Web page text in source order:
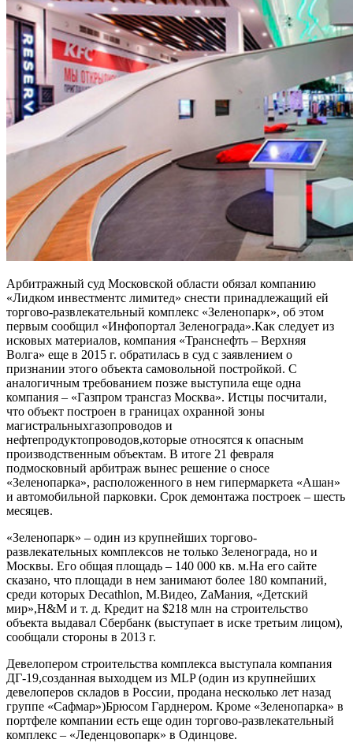
Арбитражный суд Московской области обязал компанию
«Лидком инвестментс лимитед» снести принадлежащий ей
торгово-развлекательный комплекс «Зеленопарк», об этом
первым сообщил «Инфопортал Зеленограда».Как следует из
исковых материалов, компания «Транснефть – Верхняя
Волга» еще в 2015 г. обратилась в суд с заявлением о
признании этого объекта самовольной постройкой. С
аналогичным требованием позже выступила еще одна
компания – «Газпром трансгаз Москва». Истцы посчитали,
что объект построен в границах охранной зоны
магистральныхгазопроводов и
нефтепродуктопроводов,которые относятся к опасным
производственным объектам. В итоге 21 февраля
подмосковный арбитраж вынес решение о сносе
«Зеленопарка», расположенного в нем гипермаркета «Ашан»
и автомобильной парковки. Срок демонтажа построек – шесть
месяцев.
«Зеленопарк» – один из крупнейших торгово-
развлекательных комплексов не только Зеленограда, но и
Москвы. Его общая площадь – 140 000 кв. м.На его сайте
сказано, что площади в нем занимают более 180 компаний,
среди которых Decathlon, М.Видео, ZaМания, «Детский
мир»,H&M и т. д. Кредит на $218 млн на строительство
объекта выдавал Сбербанк (выступает в иске третьим лицом),
сообщали стороны в 2013 г.
Девелопером строительства комплекса выступала компания
ДГ-19,созданная выходцем из MLP (один из крупнейших
девелоперов складов в России, продана несколько лет назад
группе «Сафмар»)Брюсом Гарднером. Кроме «Зеленопарка» в
портфеле компании есть еще один торгово-развлекательный
комплекс – «Леденцовопарк» в Одинцове.